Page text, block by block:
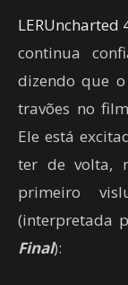
LERUncharted
continua
dizendo que
travões no
Ele está
ter de volta,
primeiro
(interpretada
Final):